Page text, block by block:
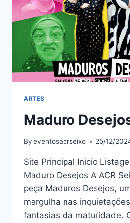
ARTES
Maduro
By eventosacrseixo 25/12/
Site Principal Inicio
Maduro Desejos A ACR
peça Maduros Desejos,
mergulha nas
fantasias da maturidade.